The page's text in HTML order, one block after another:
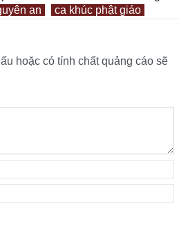
an ca khúc phật giáo
hoặc có tính chất quảng cáo sẽ